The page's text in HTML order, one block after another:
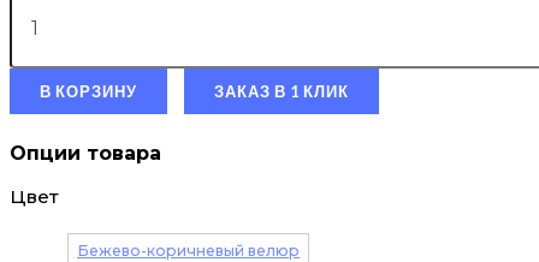
В КОРЗИНУ ЗАКАЗ В 1 КЛИК
Опции товара
Цвет
Бежево-коричневый велюр